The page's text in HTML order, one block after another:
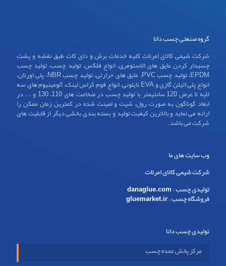
گروه صنعتی چسب دانا
شرکت شیمی کالای امرتات کلیه خدمات برش و دای کات طبق نقشه و پشت
چسبدار کردن عایق های الاستومری، انواع فلکس، تولید چسب، تولید چسب
EPDM، تولید چسب PVC، عایق های حرارتی، تولید چسب NBR، پلی اورتان،
انواع پلی اتیلن گازی و EVA نایلونی، انواع فوم کراس لینک، آلومینیوم های سه
لایه تا عرض 120 سانتیمتر با تولید چسب در ضخامت های 110، 130 و ... در
ابعاد گوناگون به صورت رول، شیت و لمینت شده در کمترین زمان ممکن را
ارائه می نماید و بالاترین کیفیت تولید و بسته بندی بخشی دیگر از قابلیت های
شرکت می باشد.
وب سایت های ما
شرکت شیمی کالای امرتات
تولیدی چسب:
danaglue.com
فروشگاه چسب:
gluemarket.ir
تولیدی چسب دانا
مرکز پخش عمده چسب